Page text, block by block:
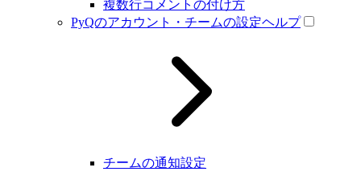
複数行コメントの付け方
PyQのアカウント・チームの設定ヘルプ
チームの通知設定